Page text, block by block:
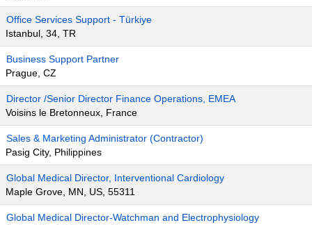
Office Services Support - Türkiye
Istanbul, 34, TR
Business Support Partner
Prague, CZ
Director /Senior Director Finance Operations, EMEA
Voisins le Bretonneux, France
Sales & Marketing Administrator (Contractor)
Pasig City, Philippines
Global Medical Director, Interventional Cardiology
Maple Grove, MN, US, 55311
Global Medical Director-Watchman and Electrophysiology